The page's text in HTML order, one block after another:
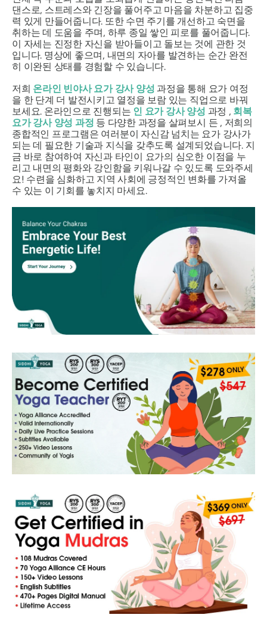
댄스로, 스트레스와 긴장을 풀어주고 마음을 차분하고 집중
력 있게 만들어줍니다. 또한 수면 주기를 개선하고 숙면을
취하는 데 도움을 주며, 하루 종일 쌓인 피로를 풀어줍니다.
이 자세는 진정한 자신을 받아들이고 돌보는 것에 관한 것
입니다. 명상에 좋으며, 내면의 자아를 발견하는 순간 완전
히 이완된 상태를 경험할 수 있습니다.
저희 온라인 빈야사 요가 강사 양성 과정을 통해 요가 여정
을 한 단계 더 발전시키고 열정을 보람 있는 직업으로 바꿔
보세요. 온라인으로 진행되는 인 요가 강사 양성 과정 , 회복
요가 강사 양성 과정 등 다양한 과정을 살펴보시 든 , 저희의
종합적인 프로그램은 여러분이 자신감 넘치는 요가 강사가
되는 데 필요한 기술과 지식을 갖추도록 설계되었습니다. 지
금 바로 참여하여 자신과 타인이 요가의 심오한 이점을 누
리고 내면의 평화와 강인함을 키워나갈 수 있도록 도와주세
요! 수련을 심화하고 지역 사회에 긍정적인 변화를 가져올
수 있는 이 기회를 놓치지 마세요.